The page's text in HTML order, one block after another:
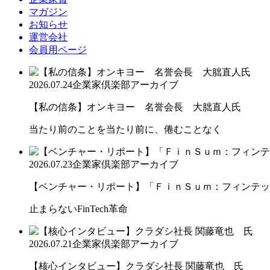
マガジン
お知らせ
運営会社
会員用ページ
2026.07.24企業家倶楽部アーカイブ
【私の信条】オンキヨー 名誉会長 大朏直人氏
当たり前のことを当たり前に、倦むことなく
2026.07.23企業家倶楽部アーカイブ
【ベンチャー・リポート】「ＦｉｎＳｕｍ：フィンテ
止まらないFinTech革命
2026.07.21企業家倶楽部アーカイブ
【核心インタビュー】クラダシ社長 関藤竜也 氏